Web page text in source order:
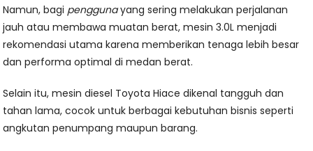
Namun, bagi penggunayang sering melakukan perjalanan
jauh atau membawa muatan berat, mesin 3.0L menjadi
rekomendasi utama karena memberikan tenaga lebih besar
dan performa optimal di medan berat.
Selain itu, mesin diesel Toyota Hiace dikenal tangguh dan
tahan lama, cocok untuk berbagai kebutuhan bisnis seperti
angkutan penumpang maupun barang.